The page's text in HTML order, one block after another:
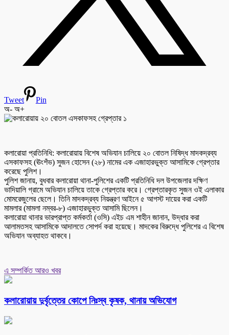
Tweet
Pin
অ- অ+
কলারোয়া প্রতিনিধি: কলারোয়ায় বিশেষ অভিযান চালিয়ে ২০ বোতল নিষিদ্ধ মাদকদ্রব্য
এসকাফসহ (ঊংশঁভ) সুজন হোসেন (২৮) নামের এক এজাহারভুক্ত আসামিকে গ্রেপ্তার
করেছে পুলিশ।
পুলিশ জানায়, বুধবার কলারোয়া থানা-পুলিশের একটি প্রতিনিধি দল উপজেলার দক্ষিণ
ভাদিয়ালি গ্রামে অভিযান চালিয়ে তাকে গ্রেপ্তার করে। গ্রেপ্তারকৃত সুজন ওই এলাকার
মোমরেজুলের ছেলে। তিনি মাদকদ্রব্য নিয়ন্ত্রণ আইনে ৫ আগস্ট দায়ের করা একটি
মামলার (মামলা নম্বর-৮) এজাহারভুক্ত আসামি ছিলেন।
কলারোয়া থানার ভারপ্রাপ্ত কর্মকর্তা (ওসি) এইচ এম শাহীন জানান, উদ্ধার করা
আলামতসহ আসামিকে আদালতে সোপর্দ করা হয়েছে। মাদকের বিরুদ্ধে পুলিশের এ বিশেষ
অভিযান অব্যাহত থাকবে।
এ সম্পর্কিত আরও খবর
কলারোয়ায় দুর্বৃত্তের কোপে নিঃস্ব কৃষক, থানায় অভিযোগ